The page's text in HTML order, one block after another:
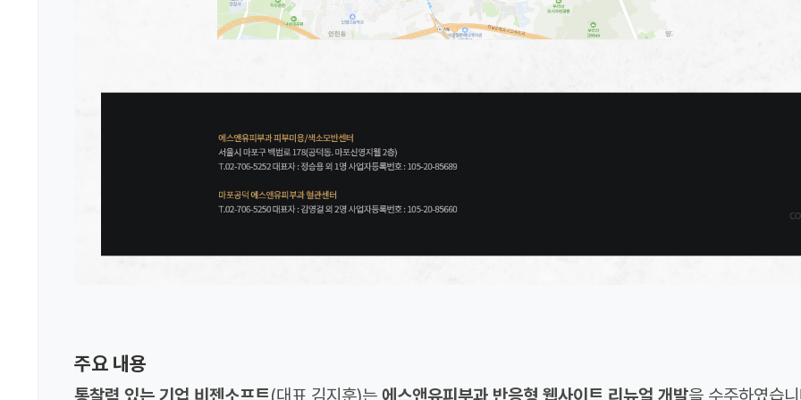
주요 내용
통찰력 있는 기업 비젠소프트(대표 김지훈)는 에스앤유피부과 반응형 웹사이트 리뉴얼 개발을 수주하였습